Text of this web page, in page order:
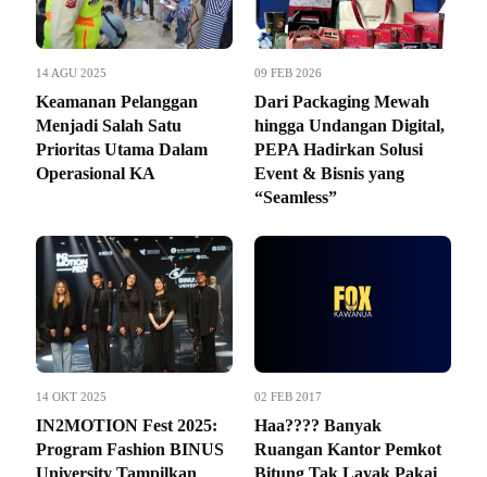
14 AGU 2025
Keamanan Pelanggan
Menjadi Salah Satu
Prioritas Utama Dalam
Operasional KA
09 FEB 2026
Dari Packaging Mewah
hingga Undangan Digital,
PEPA Hadirkan Solusi
Event & Bisnis yang
“Seamless”
14 OKT 2025
IN2MOTION Fest 2025:
Program Fashion BINUS
University Tampilkan
02 FEB 2017
Haa???? Banyak
Ruangan Kantor Pemkot
Bitung Tak Layak Pakai